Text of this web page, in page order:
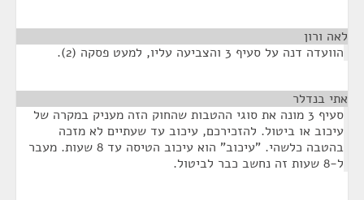
לאה ורון
הוועדה דנה על סעיף 3 והצביעה עליו, למעט פסקה (2).
אתי בנדלר
סעיף 3 מונה את סוגי ההטבות שהחוק הזה מעניק במקרה של
עיכוב או ביטול. להזכירכם, עיכוב עד שעתיים לא מזכה
בהטבה כלשהי. "עיכוב" הוא עיכוב הטיסה עד 8 שעות. מעבר
ל-8 שעות זה נחשב כבר לביטול.